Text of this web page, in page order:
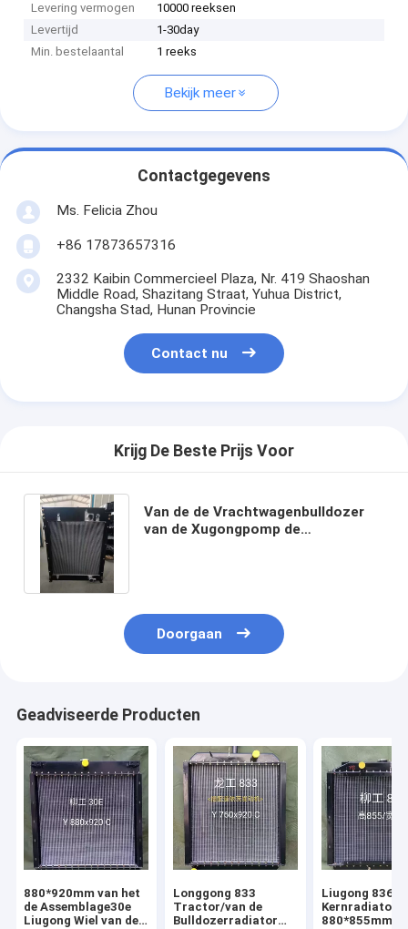
Levering vermogen
10000 reeksen
Levertijd
1-30day
Min. bestelaantal
1 reeks
Bekijk meer
Contactgegevens
Ms. Felicia Zhou
+86 17873657316
2332 Kaibin Commercieel Plaza, Nr. 419 Shaoshan
Middle Road, Shazitang Straat, Yuhua District,
Changsha Stad, Hunan Provincie
Contact nu
Krijg De Beste Prijs Voor
Van de de Vrachtwagenbulldozer
van de Xugongpomp de
Doorgaan
Geadviseerde Producten
880*920mm van het
de Assemblage30e
Liugong Wiel van de
Longgong 833
Tractor/van de
Bulldozerradiator
Liugong 836
Kernradiator,
880*855mm